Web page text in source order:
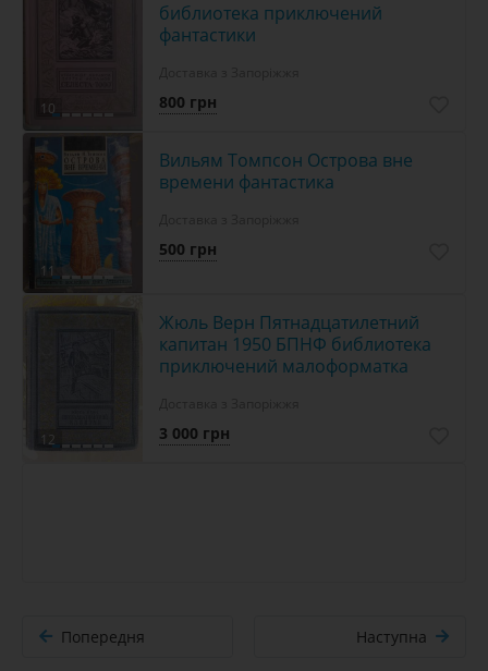
10
библиотека приключений
фантастики
800 грн
11
Вильям Томпсон Острова вне
времени фантастика
500 грн
12
Жюль Верн Пятнадцатилетний
капитан 1950 БПНФ библиотека
приключений малоформатка
3 000 грн
Попередня Наступна